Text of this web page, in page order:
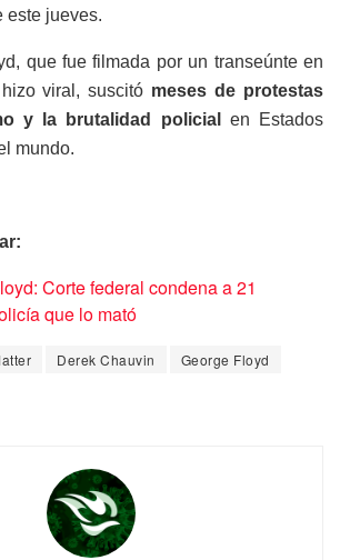
este jueves.
que fue filmada por un transeúnte en
viral, suscitó meses de protestas
y la brutalidad policial
en Estados
mundo.
Corte federal condena a 21
que lo mató
Derek Chauvin
George Floyd